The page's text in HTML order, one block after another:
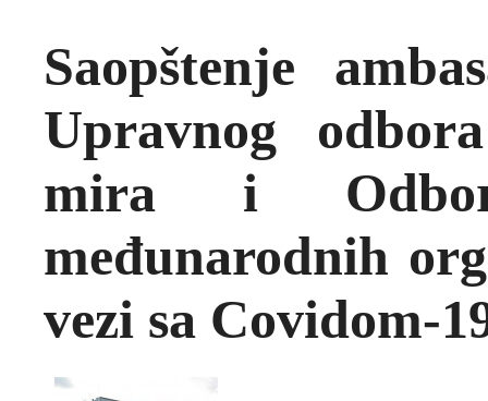
Saopštenje
Upravnog
mira i
međunarodnih
vezi sa Covidom-